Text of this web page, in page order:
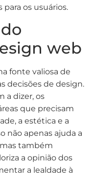
os usuários.
web
fonte valiosa de
decisões de design.
a dizer, os
que precisam
a estética e a
não apenas ajuda a
também
a opinião dos
a lealdade à